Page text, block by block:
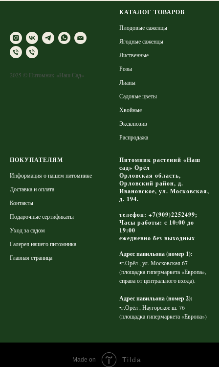
2025 © Питомник «Наш Сад»
КАТАЛОГ ТОВАРОВ
Плодовые саженцы
Ягодные саженцы
Лиственные
Розы
Лианы
Садовые цветы
Хвойные
Эксклюзив
Распродажа
ПОКУПАТЕЛЯМ
Информация о нашем питомнике
Доставка и оплата
Контакты
Подарочные сертификаты
Уход за садом
Галерея нашего питомника
Главная страница
Питомник растений «Наш
сад» Орёл
Орловская область,
Орловский район, д.
Ивановское, ул. Московская,
д. 194.
телефон: +7(909)2252499;
Часы работы: с 10:00 до
19:00
ежедневно без выходных
Адрес павильона (номер 1):
•г.Орёл , ул. Московская 67
(площадка гипермаркета «Европа»,
справа от центрального входа).
Адрес павильона (номер 2):
•г.Орёл , Наугорское ш. 76
(площадка гипермаркета «Европа»)
Made on Tilda